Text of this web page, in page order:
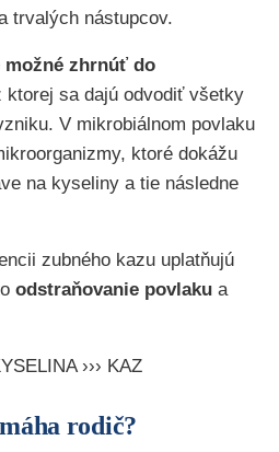
trvalých nástupcov.
možné zhrnúť do
ktorej sa dajú odvodiť všetky
V mikrobiálnom povlaku
ktoré dokážu
na kyseliny a tie následne
zubného kazu uplatňujú
odstraňovanie povlaku a
››› KAZ
rodič?